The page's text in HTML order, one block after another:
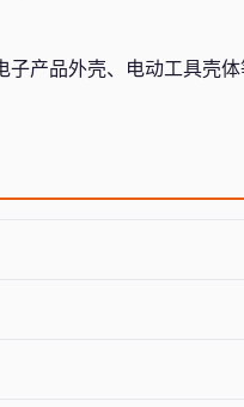
产品外壳、电动工具壳